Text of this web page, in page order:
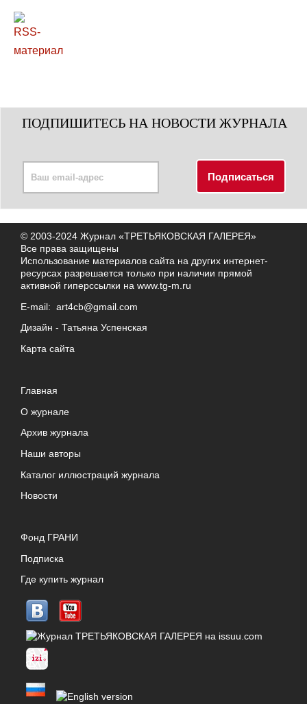
ПОДПИШИТЕСЬ НА НОВОСТИ ЖУРНАЛА
© 2003-2024 Журнал «ТРЕТЬЯКОВСКАЯ ГАЛЕРЕЯ»
Все права защищены
Использование материалов сайта на других интернет-
ресурсах разрешается только при наличии прямой
активной гиперссылки на www.tg-m.ru
E-mail: art4cb@gmail.com
Дизайн - Татьяна Успенская
Карта сайта
Главная
О журнале
Архив журнала
Наши авторы
Каталог иллюстраций журнала
Новости
Фонд ГРАНИ
Подписка
Где купить журнал